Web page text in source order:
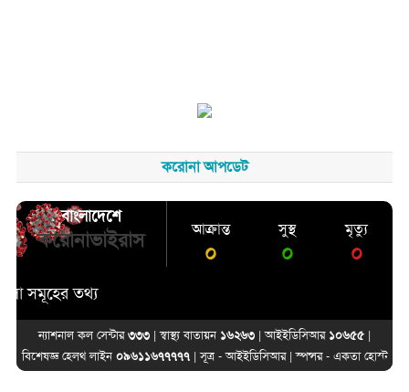
করোনা আপডেট
বাংলাদেশে
করোনাভাইরাস আক্রান্ত
০
সুস্থ
০
মৃত্যু
০
তথ্য
ন্যাশনাল কল সেন্টার৩৩৩ | স্বাস্থ্য বাতায়ন ১৬২৬৩ | আইইডিসিআর ১০৬৫৫|
বিশেষজ্ঞ হেলথ লাইন ০৯৬১১৬৭৭৭৭৭| সূত্র -আইইডিসিআর| স্পন্সর - একতা হোস্ট